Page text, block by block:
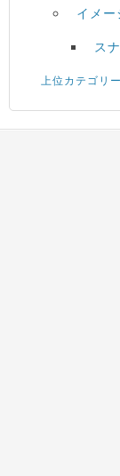
イメー
ス
上位カテゴリ